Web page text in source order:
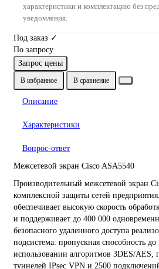
характеристики и комплектацию без
уведомления.
Под заказ ✓
По запросу
Запрос цены
В избранное В сравнение
Описание
Характеристики
Вопрос-ответ
Межсетевой экран Cisco ASA5540
Производительный межсетевой экран
комплексной защиты сетей
обеспечивает высокую скорость
и поддерживает до 400 000
безопасного удаленного доступа
подсистема: пропускная способность
использовании алгоритмов 3DES/AES,
туннелей IPsec VPN и 2500